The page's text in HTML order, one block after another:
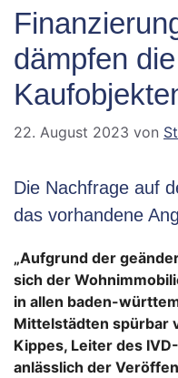
dämpfen
22. August 2023 von
Die Nachfrage auf
das vorhandene
„Aufgrund der
sich der
in allen baden-
Mittelstädten spürbar
Kippes, Leiter des
anlässlich der